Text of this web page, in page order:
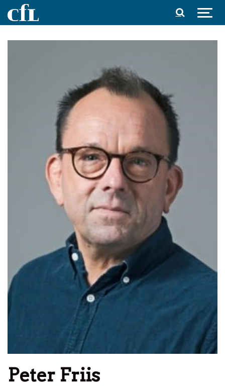
Spring til indhold
Peter Friis